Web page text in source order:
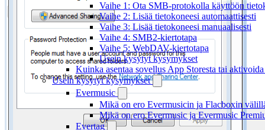
Vaihe 1: Ota SMB-protokolla käyttöön
Vaihe 2: Lisää tietokoneesi automaattisesti
Vaihe 3: Lisää tietokoneesi manuaalisesti
Vaihe 4: SMB2-kiertotapa
Vaihe 5: WebDAV-kiertotapa
Usein kysytyt kysymykset
Kuinka asentaa sovellus App Storesta tai
Usein kysytyt kysymykset
Evermusic
Mikä on ero Evermusicin ja Flacboxin
Mikä on ero Evermusic ja Evermusic
Evertag